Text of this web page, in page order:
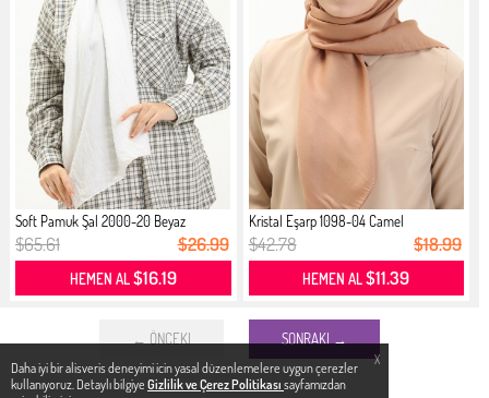
X
Daha iyi bir alisveris deneyimi icin yasal düzenlemelere uygun çerezler
kullanıyoruz. Detaylı bilgiye Gizlilik ve Çerez Politikası sayfamızdan
Soft Pamuk Şal 2000-20 Beyaz
$65.61 $26.99
HEMEN AL$16.19
Kristal Eşarp 1098-04 Camel
$42.78 $18.99
HEMEN AL$11.39
← ÖNCEKI SONRAKI →